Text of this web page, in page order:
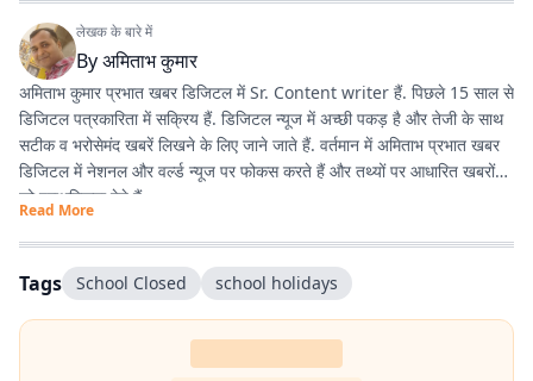
लेखक के बारे में
Byअमिताभ कुमार
अमिताभ कुमार प्रभात खबर डिजिटल में Sr. Content writer हैं. पिछले 15 साल से
डिजिटल पत्रकारिता में सक्रिय हैं. डिजिटल न्यूज में अच्छी पकड़ है और तेजी के साथ
सटीक व भरोसेमंद खबरें लिखने के लिए जाने जाते हैं. वर्तमान में अमिताभ प्रभात खबर
डिजिटल में नेशनल और वर्ल्ड न्यूज पर फोकस करते हैं और तथ्यों पर आधारित खबरों
को प्राथमिकता देते हैं.
अमिताभ 1 अप्रैल 2011 से प्रभात खबर से जुड़े और शुरुआत से ही डिजिटल
पत्रकारिता में सक्रिय रहे. खबरों को आसान, रोचक और आम लोगों की भाषा में पेश
करना इनकी खासियत है. डिजिटल के साथ-साथ प्रिंट के लिए भी कई अहम रिपोर्ट कीं.
खासकर ‘पंचायतनामा’ के लिए गांवों में जाकर की गई ग्रामीण रिपोर्टिंग करियर का यादगार
Read More
Tags School Closed school holidays